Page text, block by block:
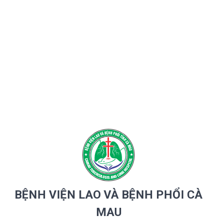
BỆNH VIỆN LAO VÀ BỆNH PHỔI CÀ
MAU